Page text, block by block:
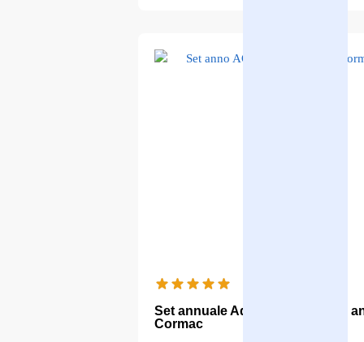
Set annuale Aqualine Neos con
Cormac